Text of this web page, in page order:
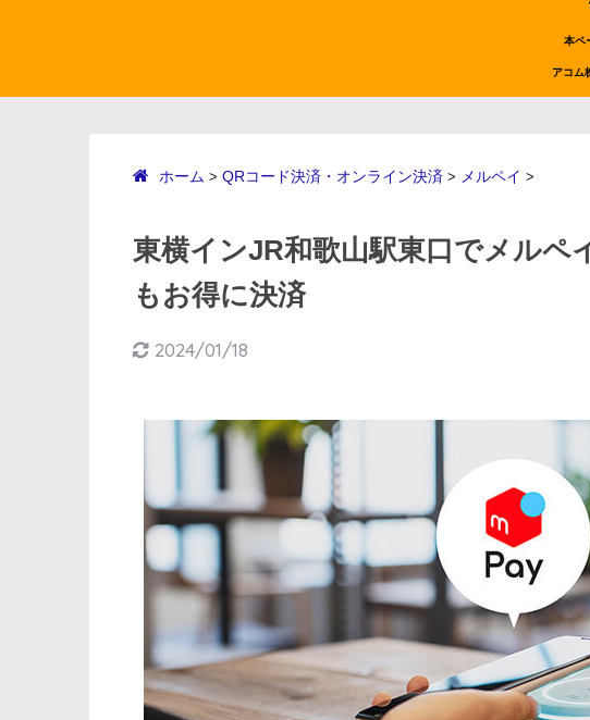
本ペ
アコム
ホーム > QRコード決済・オンライン決済 > メルペイ >
東横インJR和歌山駅東口でメルペ
もお得に決済
2024/01/18